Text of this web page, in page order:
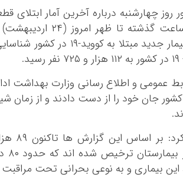
*جهان
بین الملل
روز چهارشنبه درباره آخرین آمار
افزود: در ۲۴
پزشکی ۱۹۵۸ بیمار جدید
بیماری و به نوعی بحرانی تحت مراقبت